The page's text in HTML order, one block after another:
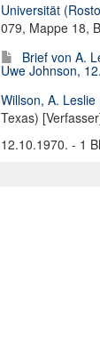
Universität
079, Mappe 18,
Brief von A.
Uwe Johnson,
Willson, A.
Texas)
12.10.1970. - 1